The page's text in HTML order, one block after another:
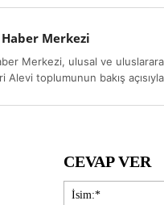
Merkezi
Merkezi, ulusal ve
toplumunun bakış
CEVAP VER